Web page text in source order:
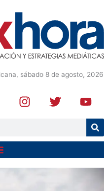
sábado 8 de agosto, 2026
I
n
a
g
r
T
w
t
e
r
Y
o
u
u
b
e